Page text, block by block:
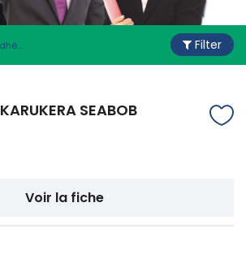
Sommaire adhérents Filter
KARUKERA SEABOB
Voir la fiche